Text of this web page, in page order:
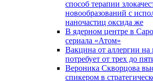
способ терапии
новообразований с
наночастиц оксида же
В ядерном центре в
сериала «Атом»
Вакцина от аллергии
потребует от трех до
Вероника Скворцова
спикером в